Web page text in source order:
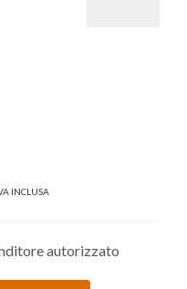
INCLUSA
autorizzato